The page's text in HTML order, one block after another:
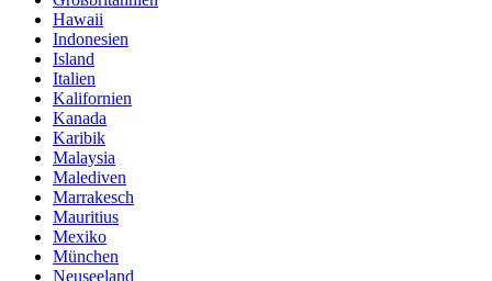
Hawaii
Indonesien
Island
Italien
Kalifornien
Kanada
Karibik
Malaysia
Malediven
Marrakesch
Mauritius
Mexiko
München
Neuseeland